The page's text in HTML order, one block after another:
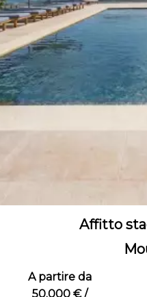
Affitto
A partire da
50.000 € /